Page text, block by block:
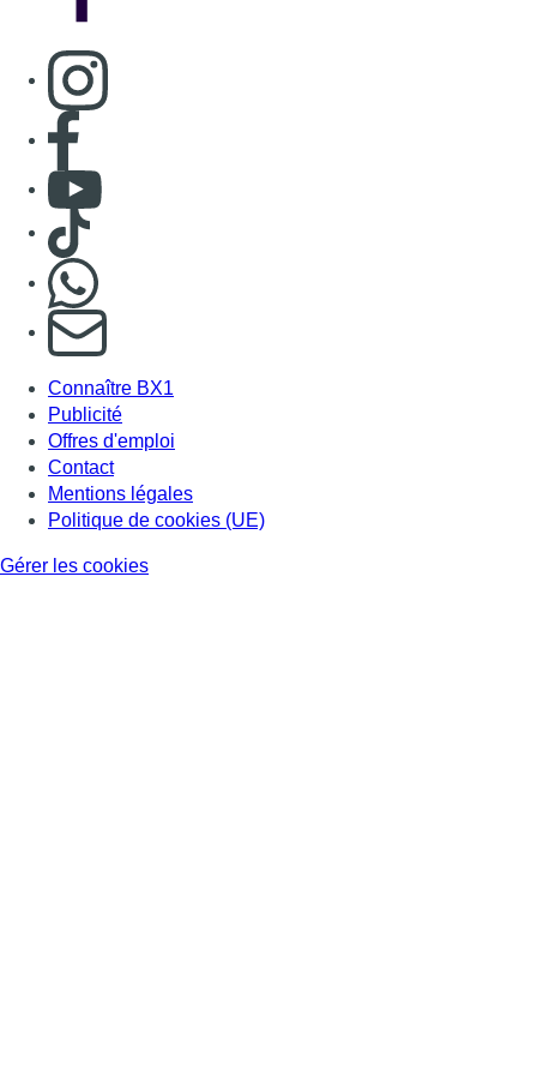
Consulter page Instagram
Consulter page Facebook
Consulter Youtube
Consulter TikTok
S'abonner à notre newsletter
Connaître BX1
Publicité
Offres d'emploi
Contact
Mentions légales
Politique de cookies (UE)
Gérer les cookies